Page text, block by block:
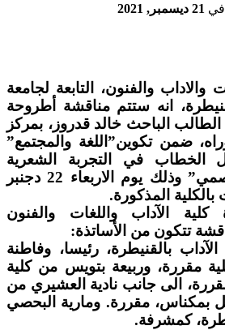
في 21 ديسمبر, 2021
والاداب والفنون، التابعة لجامعة
انه ستتم مناقشة أطروحة
الطالب الباحث خالد قدروز، بمركز
ضمن تكوين”اللغة والمجتمع”
في التجربة الشعرية
الشعرية لمليكة العاصمي” وذلك يوم الاربعاء 22 دجنبر
بالكلية المذكورة.
الآداب واللغات والفنون
تتكون من الأساتذة:
بالقنيطرة، رئيسا، وفاطنة
مقررة، وربيعة بتويس من كلية
مقررة، الى جانب نادية العشيري من
بمكناس، مقررة. ومارية البحصي
كمشرفة.